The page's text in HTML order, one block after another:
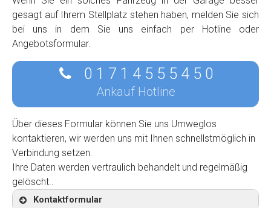
gesagt auf Ihrem Stellplatz stehen haben, melden Sie sich
bei uns in dem Sie uns einfach per Hotline oder
Angebotsformular.
0 1 7 1 4 5 5 5 4 5 0
Ankauf Hotline
Über dieses Formular können Sie uns Umweglos
kontaktieren, wir werden uns mit Ihnen schnellstmöglich in
Verbindung setzen.
Ihre Daten werden vertraulich behandelt und regelmäßig
gelöscht..
Kontaktformular